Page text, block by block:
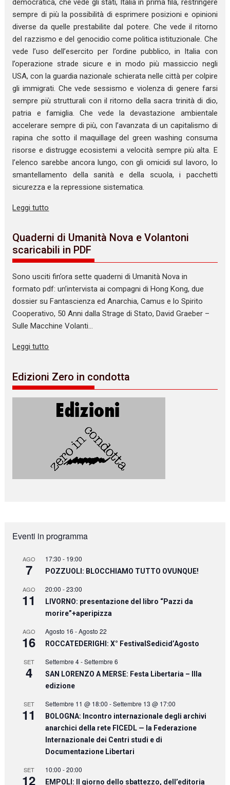
democratica, che vede gli stati, Italia in prima fila, restringere
sempre di più la possibilità di esprimere posizioni e opinioni
diverse da quelle prestabilite dal potere. Che vede il ritorno
del razzismo e del genocidio come politica istituzionale. Che
vede l’uso dell’esercito per l’ordine pubblico, in Italia con
l’operazione strade sicure e in modo più massiccio negli
USA, con la guardia nazionale schierata nelle città per colpire
gli immigrati. Che vede sessismo e violenza di genere farsi
sempre più strutturali con il ritorno della sacra trinità di dio,
patria e famiglia. Che vede la devastazione ambientale
accelerare sempre di più, con l’avanzata di un capitalismo di
rapina che sotto il maquillage del green washing consuma
risorse e distrugge ecosistemi a velocità sempre più alta. E
l’elenco sarebbe ancora lungo, con gli omicidi sul lavoro, lo
smantellamento della sanità e della scuola, i pacchetti
sicurezza e la repressione sistematica.
Leggi tutto
Quaderni di Umanità Nova e Volantoni
scaricabili in PDF
Sono usciti fin’ora sette quaderni di Umanità Nova in
formato pdf: un’intervista ai compagni di Hong Kong, due
dossier su Fantascienza ed Anarchia, Camus e lo Spirito
Cooperativo, 50 Anni dalla Strage di Stato, David Graeber –
Sulle Macchine Volanti…
Leggi tutto
Edizioni Zero in condotta
Eventi in programma
AGO
7
17:30 - 19:00
POZZUOLI: BLOCCHIAMO TUTTO OVUNQUE!
AGO
11
20:00 -23:00
LIVORNO: presentazione del libro “Pazzi da
morire”+aperipizza
AGO
16
Agosto 16 -Agosto 22
ROCCATEDERIGHI: X° FestivalSedicid’Agosto
SET
4
Settembre 4-Settembre 6
SAN LORENZO A MERSE: Festa Libertaria – IIIa
edizione
SET
11
Settembre 11 @ 18:00 -Settembre 13 @ 17:00
BOLOGNA: Incontro internazionale degli archivi
anarchici della rete FICEDL — la Federazione
Internazionale dei Centri studi e di
Documentazione Libertari
SET
12
10:00 -20:00
EMPOLI: Il giorno dello sbattezzo, dell’editoria